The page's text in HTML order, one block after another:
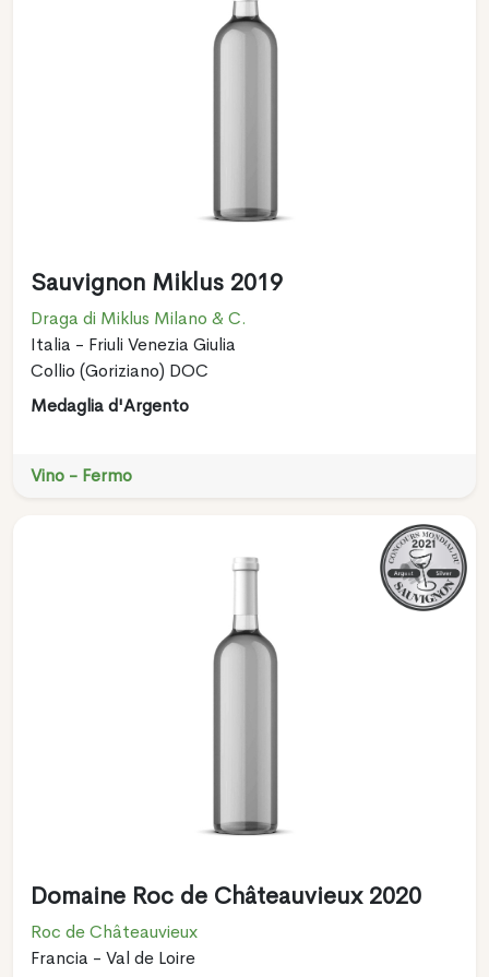
Sauvignon Miklus 2019
Draga di Miklus Milano & C.
Italia - Friuli Venezia Giulia
Collio (Goriziano) DOC
Medaglia d'Argento
Vino - Fermo
Domaine Roc de Châteauvieux 2020
Roc de Châteauvieux
Francia - Val de Loire